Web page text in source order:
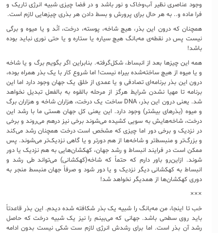
وجود عناصری نظیر آب‌وخاک و نور باشد و در فضا چیزی شبیه انرژی تاریک و
فرا ماده و.. به هر حال برای پرورش و بسط دادن هر بذری چیزهایی لازم است.
همچنان که درون این بذر، هیچ شاخه، پوسته، درخت، آنُد و یا میوه و برگی
نیست پس در نقطه‌ی مه‌بانگ هیچ سیاره یا ستاره و یا حتی نوری نباید بوده
باشد!
همه این چیزها بعد از انبساط، شکل‌گرفته. بنابراین اگر بگویم برگ و یا شاخه
و یا میوه از هیچ ساخته‌شده بیراه نیست! اما شروع کار با یک بذر همراه بوده،
درون این بذر برنامه‌ای تصادفی و یا عمدی از خلق یک جهان وجود دارد اما این
برنامه تا مهیا نشدن شرایط هرگز از مرحله بالقوه به بالفعل تبدیل نخواهد
شد. یعنی درون این بذر، DNA ساخت یک درخت، هزاران شاخه و هزاران برگ
و میوه (بذرهای بیشتر) وجود دارد. این یعنی کل جهان هستی ما با رشد این
درخت، شاخه‌هایش به سویی کشیده می‌شوند برخی نیز درهم می‌روند و برخی
در نزدیک و برخی دور اما چیزی که مشخص است درخت همچنان رشد می‌کند
و بزرگ‌تر و منبسط‌تر و شاخه‌ها از هم دورتر و یا گاهی نزدیک‌تر می‌شوند. پس
ممکن است در فرایند انبساط و رشد جهان، کهکشان‌هایی به هم نزدیک یا دور
شوند. ازاین‌رو باور دارم که حتماً که شاخه‌(کهکشانی) می‌تواند طی رشد و
انبساط به کهکشانی دیگر نزدیک و یا دور شود و صرفاً جهان منبسط منجر به
دوری کهکشان‌ها از همدیگر نخواهد شد!
×××
خب تا اینجا، من مه‌بانگ را شبیه یک بذر شکافته شده دیدم. این بذر قاعدتاً
باید روی سطحی باشد. جهانی که می‌بینم را نیز یک شبیه درخت که حاصل
رشد آن بذر است. اما برای رشدش انرژی لازم ست شکی نیست بدون ادامه